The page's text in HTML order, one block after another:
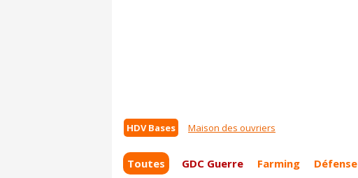
HDV Bases Maison des ouvriers
Toutes GDC Guerre Farming Défense